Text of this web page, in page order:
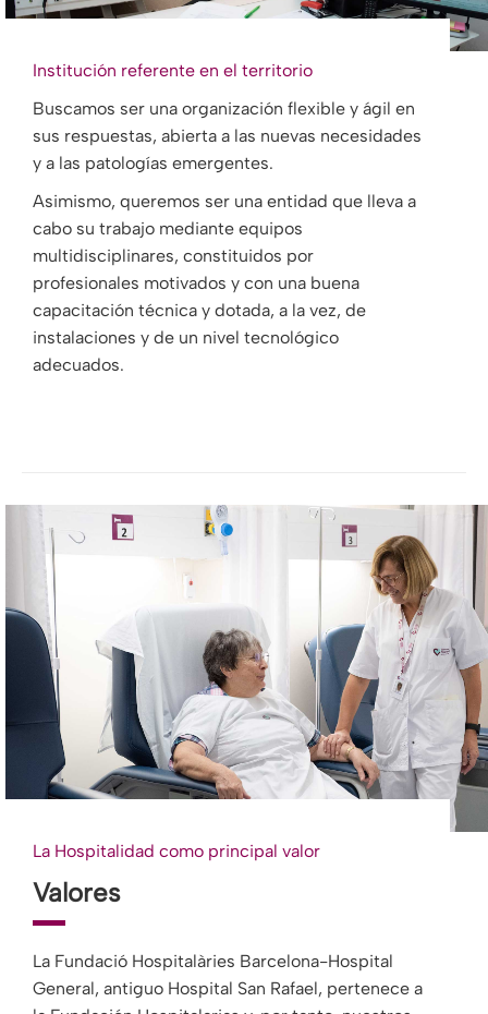
Institución referente en el territorio
Buscamos ser una organización flexible y ágil en
sus respuestas, abierta a las nuevas necesidades
y a las patologías emergentes.
Asimismo, queremos ser una entidad que lleva a
cabo su trabajo mediante equipos
multidisciplinares, constituidos por
profesionales motivados y con una buena
capacitación técnica y dotada, a la vez, de
instalaciones y de un nivel tecnológico
adecuados.
La Hospitalidad como principal valor
Valores
La Fundació Hospitalàries Barcelona-Hospital
General, antiguo Hospital San Rafael, pertenece a